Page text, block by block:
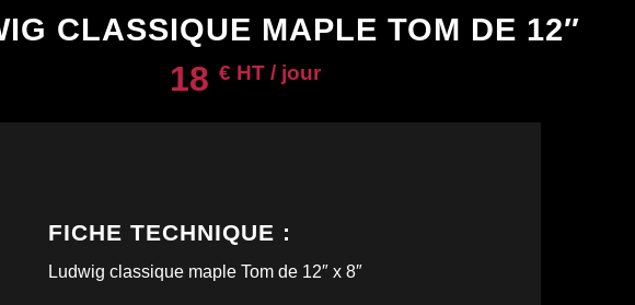
CLASSIQUE MAPLE TOM DE 12″
18 € HT / jour
FICHE TECHNIQUE :
Ludwig classique maple Tom de 12″ x 8″